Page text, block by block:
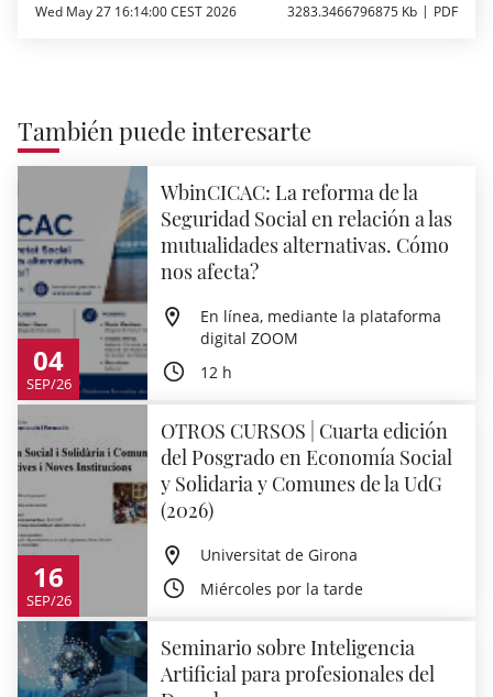
Wed May 27 16:14:00 CEST 2026 3283.3466796875 Kb PDF
También puede interesarte
04
SEP/26
WbinCICAC: La reforma de la
Seguridad Social en relación a las
mutualidades alternativas. Cómo
nos afecta?
En línea, mediante la plataforma
digital ZOOM
12 h
16
SEP/26
OTROS CURSOS | Cuarta edición
del Posgrado en Economía Social
y Solidaria y Comunes de la UdG
(2026)
Universitat de Girona
Miércoles por la tarde
Seminario sobre Inteligencia
Artificial para profesionales del